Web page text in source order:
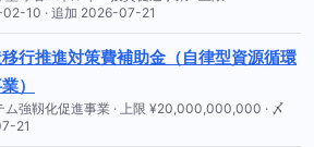
10 · 追加 2026-07-21
行推進対策費補助金（自律型資源循環
）
ム強靱化促進事業 · 上限 ¥20,000,000,000 · 〆
21